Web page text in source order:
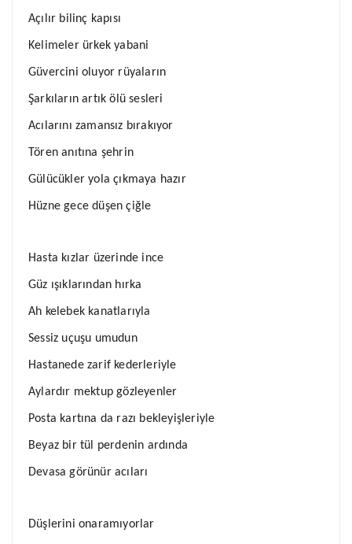
Açılır bilinç kapısı
Kelimeler ürkek yabani
Güvercini oluyor rüyaların
Şarkıların artık ölü sesleri
Acılarını zamansız bırakıyor
Tören anıtına şehrin
Gülücükler yola çıkmaya hazır
Hüzne gece düşen çiğle
Hasta kızlar üzerinde ince
Güz ışıklarından hırka
Ah kelebek kanatlarıyla
Sessiz uçuşu umudun
Hastanede zarif kederleriyle
Aylardır mektup gözleyenler
Posta kartına da razı bekleyişleriyle
Beyaz bir tül perdenin ardında
Devasa görünür acıları
Düşlerini onaramıyorlar